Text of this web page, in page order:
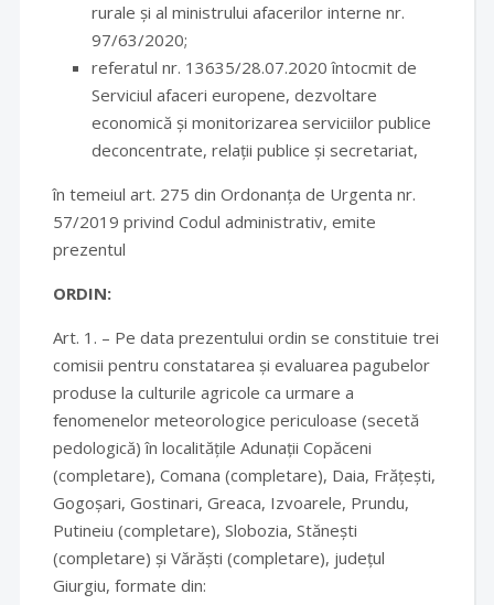
rurale și al ministrului afacerilor interne nr.
97/63/2020;
referatul nr. 13635/28.07.2020 întocmit de
Serviciul afaceri europene, dezvoltare
economică și monitorizarea serviciilor publice
deconcentrate, relații publice și secretariat,
în temeiul art. 275 din Ordonanța de Urgenta nr.
57/2019 privind Codul administrativ, emite
prezentul
ORDIN:
Art. 1. – Pe data prezentului ordin se constituie trei
comisii pentru constatarea și evaluarea pagubelor
produse la culturile agricole ca urmare a
fenomenelor meteorologice periculoase (secetă
pedologică) în localitățile Adunații Copăceni
(completare), Comana (completare), Daia, Frățești,
Gogoșari, Gostinari, Greaca, Izvoarele, Prundu,
Putineiu (completare), Slobozia, Stănești
(completare) și Vărăști (completare), județul
Giurgiu, formate din: